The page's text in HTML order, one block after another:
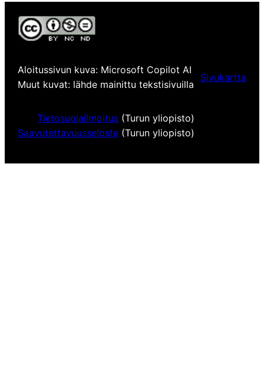
Aloitussivun kuva: Microsoft Copilot AI
Muut kuvat: lähde mainittu tekstisivuilla
Sivukartta
Tietosuojailmoitus (Turun yliopisto)
Saavutettavuusseloste (Turun yliopisto)